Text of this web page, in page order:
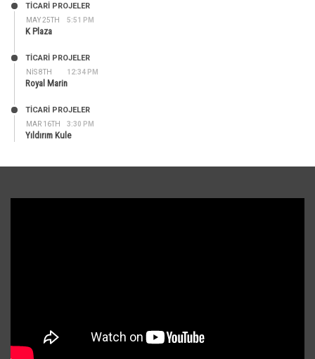
MAY 25TH 5:51 PM
TİCARİ PROJELER
K Plaza
NIS 8TH 12:34 PM
TİCARİ PROJELER
Royal Marin
MAR 16TH 3:30 PM
TİCARİ PROJELER
Yıldırım Kule